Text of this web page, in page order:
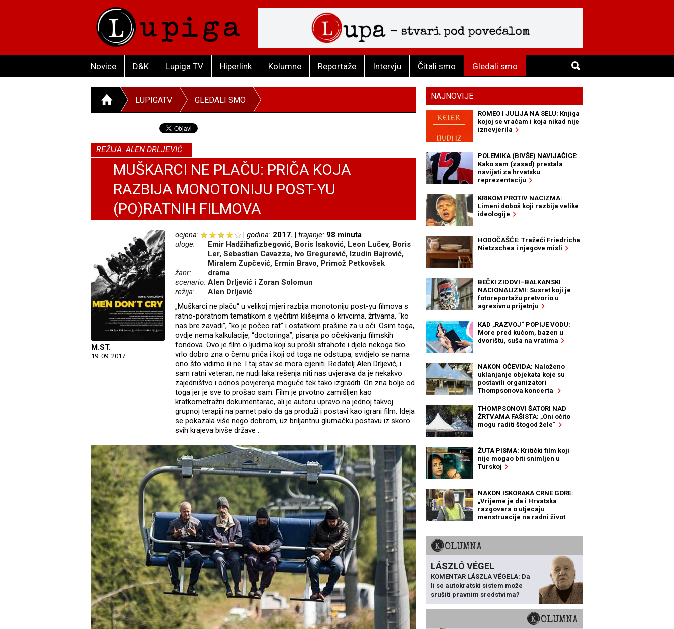
Novice D&K Lupiga TV Hiperlink Kolumne Reportaže Intervju Čitali smo Gledali smo
LUPIGATV GLEDALI SMO
REŽIJA: ALEN DRLJEVIĆ
MUŠKARCI NE PLAČU: PRIČA KOJA
RAZBIJA MONOTONIJU POST-YU
(PO)RATNIH FILMOVA
M.ST.
19. 09. 2017.
ocjena: godina: 2017. trajanje: 98 minuta
uloge:
Emir Hadžihafizbegović, Boris Isaković, Leon Lučev, Boris
Ler, Sebastian Cavazza, Ivo Gregurević, Izudin Bajrović,
Miralem Zupčević, Ermin Bravo, Primož Petkovšek
žanr:
drama
scenario: Alen Drljević i Zoran Solomun
režija:
Alen Drljević
„Muškarci ne plaču“ u velikoj mjeri razbija monotoniju post-yu filmova s
ratno-poratnom tematikom s vječitim klišejima o krivcima, žrtvama, “ko
nas bre zavadi”, “ko je počeo rat” i ostatkom prašine za u oči. Osim toga,
ovdje nema kalkulacije, “doctoringa”, pisanja po očekivanju filmskih
fondova. Ovo je film o ljudima koji su prošli strahote i djelo nekoga tko
vrlo dobro zna o čemu priča i koji od toga ne odstupa, svidjelo se nama
ono što vidimo ili ne. I taj stav se mora cijeniti. Redatelj Alen Drljević, i
sam ratni veteran, ne nudi laka rešenja niti nas uvjerava da je nekakvo
zajedništvo i odnos povjerenja moguće tek tako izgraditi. On zna bolje od
toga jer je sve to prošao sam. Film je prvotno zamišljen kao
kratkometražni dokumentarac, ali je autoru upravo na jednoj takvoj
grupnoj terapiji na pamet palo da ga produži i postavi kao igrani film. Ideja
se pokazala više nego dobrom, uz briljantnu glumačku postavu iz skoro
svih krajeva bivše države .
NAJNOVIJE
ROMEO I JULIJA NA SELU: Knjiga
kojoj se vraćam i koja nikad nije
iznevjerila
POLEMIKA (BIVŠE) NAVIJAČICE:
Kako sam (zasad) prestala
navijati za hrvatsku
reprezentaciju
KRIKOM PROTIV NACIZMA:
Limeni doboš koji razbija velike
ideologije
HODOČAŠĆE: Tražeći Friedricha
Nietzschea i njegove misli
BEČKI ZIDOVI–BALKANSKI
NACIONALIZMI: Susret koji je
fotoreportažu pretvorio u
agresivnu prijetnju
KAD „RAZVOJ“ POPIJE VODU:
More pred kućom, bazen u
dvorištu, suša na vratima
NAKON OČEVIDA: Naloženo
uklanjanje objekata koje su
postavili organizatori
Thompsonova koncerta
THOMPSONOVI ŠATORI NAD
ŽRTVAMA FAŠISTA: „Oni očito
mogu raditi štogod žele“
ŽUTA PISMA: Kritički film koji
nije mogao biti snimljen u
Turskoj
NAKON ISKORAKA CRNE GORE:
„Vrijeme je da i Hrvatska
razgovara o utjecaju
menstruacije na radni život
KOLUMNA
LÁSZLÓ VÉGEL
KOMENTAR LÁSZLA VÉGELA: Da
li se autokratski sistem može
srušiti pravnim sredstvima?
KOLUMNA